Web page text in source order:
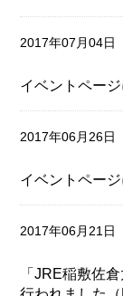
2017年07月04日
イベントペー
2017年06月26日
イベントペー
2017年06月21日
「JRE稲敷佐